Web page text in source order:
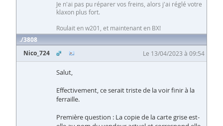
Je n'ai pas pu réparer vos freins, alors j'ai réglé votre
klaxon plus fort.
Roulait en w201, et maintenant en BX!
3808
Nico_724
Le 13/04/2023 à 09:54
Salut,
Effectivement, ce serait triste de la voir finir à la
ferraille.
Première question : La copie de la carte grise est-